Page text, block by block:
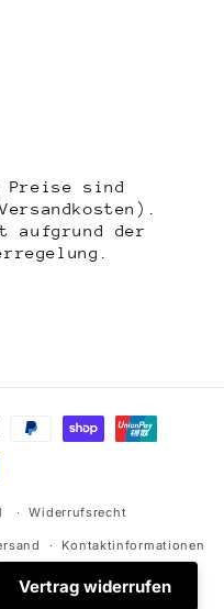
Preise sind
aufgrund der
Widerrufsrecht
Kontaktinformationen
Vertrag widerrufen